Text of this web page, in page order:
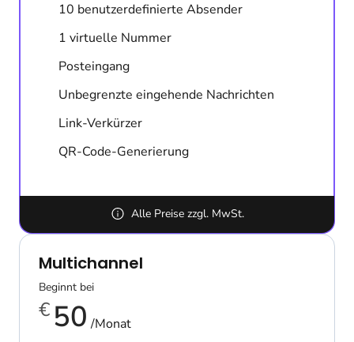
10 benutzerdefinierte Absender
1 virtuelle Nummer
Posteingang
Unbegrenzte eingehende Nachrichten
Link-Verkürzer
QR-Code-Generierung
Alle Preise zzgl. MwSt.
Multichannel
Beginnt bei
€50 /Monat